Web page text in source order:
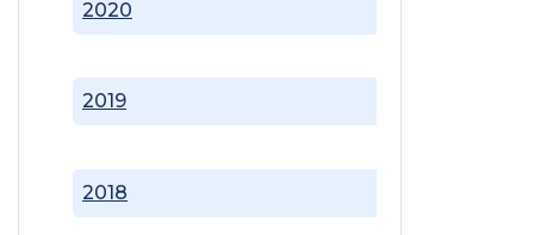
2018
2019
2020